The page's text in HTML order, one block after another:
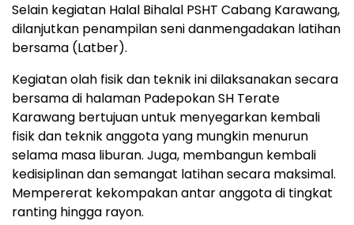
Selain kegiatan Halal Bihalal PSHT Cabang Karawang,
dilanjutkan penampilan seni danmengadakan latihan
bersama (Latber).
Kegiatan olah fisik dan teknik ini dilaksanakan secara
bersama di halaman Padepokan SH Terate
Karawang bertujuan untuk menyegarkan kembali
fisik dan teknik anggota yang mungkin menurun
selama masa liburan. Juga, membangun kembali
kedisiplinan dan semangat latihan secara maksimal.
Mempererat kekompakan antar anggota di tingkat
ranting hingga rayon.